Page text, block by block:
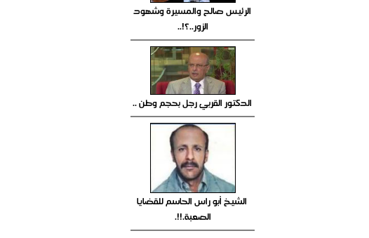
الرئيس صالح والمسيرة وشهود
الزور..؟!..
الدكتور القربي رجل بحجم وطن ..
الشيخ أبو راس الحاسم للقضايا
الصعبة.!!.